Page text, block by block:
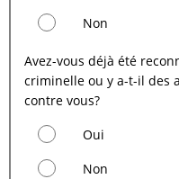
Non
Avez-vous déjà été
criminelle ou y a-t-il des accusations criminelles pesant
contre vous?
Oui
Non